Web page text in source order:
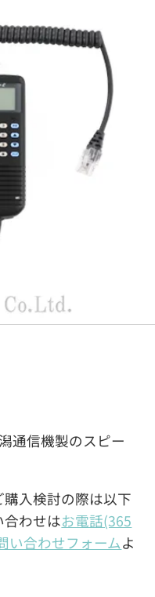
通信機製のスピー
購入検討の際は以下
わせはお電話(365
い合わせフォームよ